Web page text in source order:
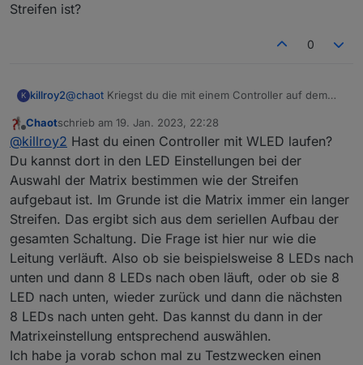
State attribute
2023-01-17 21:02:53.737 warn State attribute
wled.0
2023-01-17 21:02:53.689 warn State attribute
wled.0
2023-01-17 21:02:53.687 warn State attribute
2023-01-17 21:02:53.682 warn State attribute
wled.0
2023-01-17 21:02:53.435 warn State attribute
wled.0
warn State attribute
Streifen ist?
0
K killroy2@chaot Kriegst du die mit einem Controller auf dem
wäre ist ein geschlossenes System mit verwanzter
App.
Woher weiss die WLed Applikation über die Geometrie
von deinem Konstrukt wenn es technisch ein langer
Streifen ist?
Offline
Chaotschrieb am 19. Jan. 2023, 22:28
zuletzt editiert von
@killroy2 Hast du einen Controller mit WLED laufen?
Du kannst dort in den LED Einstellungen bei der
Auswahl der Matrix bestimmen wie der Streifen
aufgebaut ist. Im Grunde ist die Matrix immer ein langer
Streifen. Das ergibt sich aus dem seriellen Aufbau der
gesamten Schaltung. Die Frage ist hier nur wie die
Leitung verläuft. Also ob sie beispielsweise 8 LEDs nach
unten und dann 8 LEDs nach oben läuft, oder ob sie 8
LED nach unten, wieder zurück und dann die nächsten
8 LEDs nach unten geht. Das kannst du dann in der
Matrixeinstellung entsprechend auswählen.
Ich habe ja vorab schon mal zu Testzwecken einen